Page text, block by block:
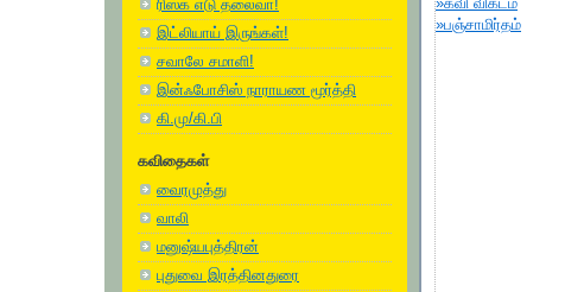
ரிஸ்க் எடு தலைவா!
இட்லியாய் இருங்கள்!
சவாலே சமாளி!
இன்ஃபோசிஸ் நாராயண மூர்த்தி
கி.மு/கி.பி
கவிதைகள்
வைரமுத்து
வாலி
மனுஷ்யபுத்திரன்
புதுவை இரத்தினதுரை
»கவி விகடம்
»பஞ்சாமிர்தம்